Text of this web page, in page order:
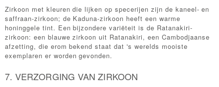
Zirkoon met kleuren die lijken op specerijen zijn de kaneel- en
saffraan-zirkoon; de Kaduna-zirkoon heeft een warme
honinggele tint. Een bijzondere variëteit is de Ratanakiri-
zirkoon: een blauwe zirkoon uit Ratanakiri, een Cambodjaanse
afzetting, die erom bekend staat dat 's werelds mooiste
exemplaren er worden gevonden.
7. VERZORGING VAN ZIRKOON